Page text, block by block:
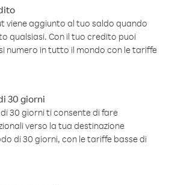
viene aggiunto al tuo saldo quando
qualsiasi. Con il tuo credito puoi
numero in tutto il mondo con le tariffe
30 giorni
30 giorni ti consente di fare
verso la tua destinazione
di 30 giorni, con le tariffe basse di